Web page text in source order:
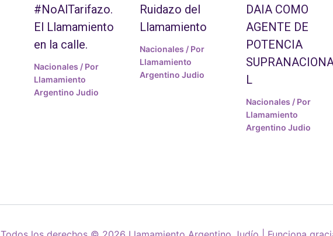
#NoAlTarifazo.
El Llamamiento
en la calle.
Nacionales / Por
Llamamiento
Argentino Judio
Ruidazo del
Llamamiento
Nacionales / Por
Llamamiento
Argentino Judio
DAIA COMO
AGENTE DE
POTENCIA
L
Nacionales / Por
Llamamiento
Argentino Judio